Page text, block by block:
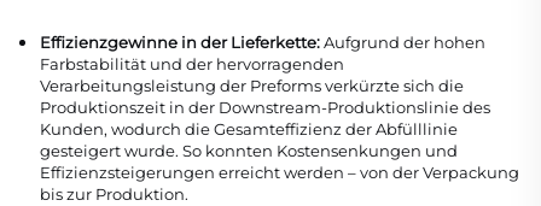
Effizienzgewinne in der Lieferkette:Aufgrund der hohen
Farbstabilität und der hervorragenden
Verarbeitungsleistung der Preforms verkürzte sich die
Produktionszeit in der Downstream-Produktionslinie des
Kunden, wodurch die Gesamteffizienz der Abfülllinie
gesteigert wurde. So konnten Kostensenkungen und
Effizienzsteigerungen erreicht werden – von der Verpackung
bis zur Produktion.